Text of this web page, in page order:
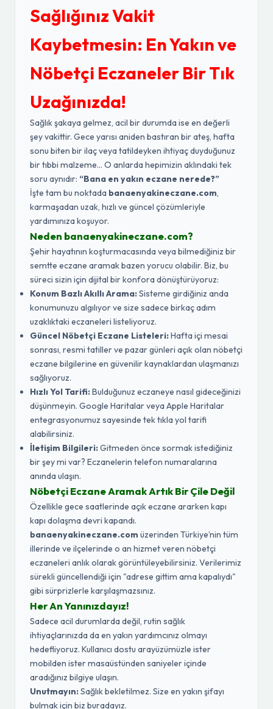
Sağlığınız Vakit
Kaybetmesin: En Yakın ve
Nöbetçi Eczaneler Bir Tık
Uzağınızda!
Sağlık şakaya gelmez, acil bir durumda ise en değerli
şey vakittir. Gece yarısı aniden bastıran bir ateş, hafta
sonu biten bir ilaç veya tatildeyken ihtiyaç duyduğunuz
bir tıbbi malzeme... O anlarda hepimizin aklındaki tek
soru aynıdır: “Bana en yakın eczane nerede?”
İşte tam bu noktada banaenyakineczane.com,
karmaşadan uzak, hızlı ve güncel çözümleriyle
yardımınıza koşuyor.
Neden banaenyakineczane.com?
Şehir hayatının koşturmacasında veya bilmediğiniz bir
semtte eczane aramak bazen yorucu olabilir. Biz, bu
süreci sizin için dijital bir konfora dönüştürüyoruz:
Konum Bazlı Akıllı Arama:Sisteme girdiğiniz anda
konumunuzu algılıyor ve size sadece birkaç adım
uzaklıktaki eczaneleri listeliyoruz.
Güncel Nöbetçi Eczane Listeleri:Hafta içi mesai
sonrası, resmi tatiller ve pazar günleri açık olan nöbetçi
eczane bilgilerine en güvenilir kaynaklardan ulaşmanızı
sağlıyoruz.
Hızlı Yol Tarifi:Bulduğunuz eczaneye nasıl gideceğinizi
düşünmeyin. Google Haritalar veya Apple Haritalar
entegrasyonumuz sayesinde tek tıkla yol tarifi
alabilirsiniz.
İletişim Bilgileri:Gitmeden önce sormak istediğiniz
bir şey mi var? Eczanelerin telefon numaralarına
anında ulaşın.
Nöbetçi Eczane Aramak Artık Bir Çile Değil
Özellikle gece saatlerinde açık eczane ararken kapı
kapı dolaşma devri kapandı.
banaenyakineczane.com üzerinden Türkiye’nin tüm
illerinde ve ilçelerinde o an hizmet veren nöbetçi
eczaneleri anlık olarak görüntüleyebilirsiniz. Verilerimiz
sürekli güncellendiği için "adrese gittim ama kapalıydı"
gibi sürprizlerle karşılaşmazsınız.
Her An Yanınızdayız!
Sadece acil durumlarda değil, rutin sağlık
ihtiyaçlarınızda da en yakın yardımcınız olmayı
hedefliyoruz. Kullanıcı dostu arayüzümüzle ister
mobilden ister masaüstünden saniyeler içinde
aradığınız bilgiye ulaşın.
Unutmayın:Sağlık bekletilmez. Size en yakın şifayı
bulmak için biz buradayız.